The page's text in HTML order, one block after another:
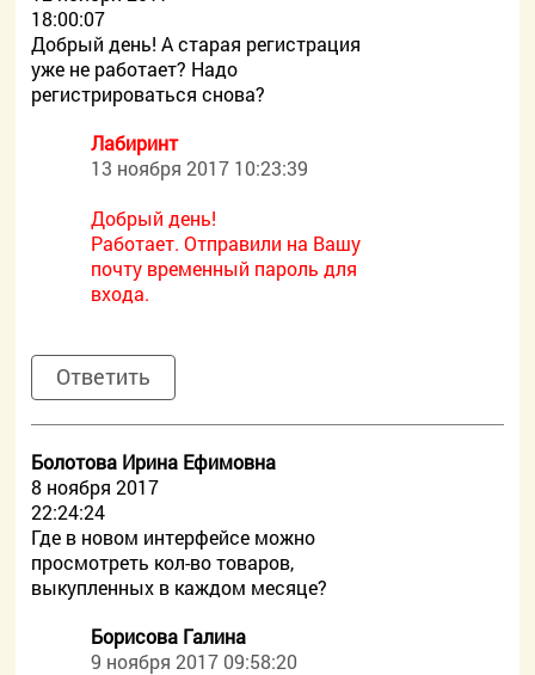
18:00:07
Добрый день! А старая регистрация
уже не работает? Надо
регистрироваться снова?
Лабиринт
13 ноября 2017 10:23:39
Добрый день!
Работает. Отправили на Вашу
почту временный пароль для
входа.
Ответить
Болотова Ирина Ефимовна
8 ноября 2017
22:24:24
Где в новом интерфейсе можно
просмотреть кол-во товаров,
выкупленных в каждом месяце?
Борисова Галина
9 ноября 2017 09:58:20